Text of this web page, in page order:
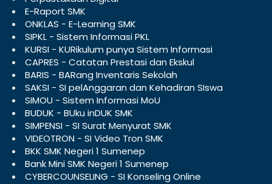
E-Raport SMK
ONKLAS - E-Learning SMK
SIPKL - Sistem Informasi PKL
KURSI - KURikulum punya Sistem Informasi
CAPRES - Catatan Prestasi dan Ekskul
BARIS - BARang Inventaris Sekolah
SAKSI - SI pelAnggaran dan Kehadiran SIswa
SIMOU - Sistem Informasi MoU
BUDUK - BUku inDUK SMK
SIMPENSI - SI Surat Menyurat SMK
VIDEOTRON - SI Video Tron SMK
BKK SMK Negeri 1 Sumenep
Bank Mini SMK Negeri 1 Sumenep
CYBERCOUNSELING - SI Konseling Online